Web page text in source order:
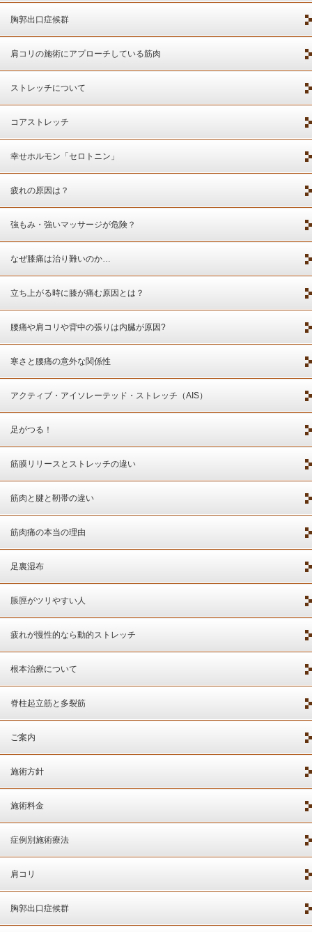
胸郭出口症候群
肩コリの施術にアプローチしている筋肉
ストレッチについて
コアストレッチ
幸せホルモン「セロトニン」
疲れの原因は？
強もみ・強いマッサージが危険？
なぜ膝痛は治り難いのか…
立ち上がる時に膝が痛む原因とは？
腰痛や肩コリや背中の張りは内臓が原因?
寒さと腰痛の意外な関係性
アクティブ・アイソレーテッド・ストレッチ（AIS）
足がつる！
筋膜リリースとストレッチの違い
筋肉と腱と靭帯の違い
筋肉痛の本当の理由
足裏湿布
脹脛がツリやすい人
疲れが慢性的なら動的ストレッチ
根本治療について
脊柱起立筋と多裂筋
ご案内
施術方針
施術料金
症例別施術療法
肩コリ
胸郭出口症候群